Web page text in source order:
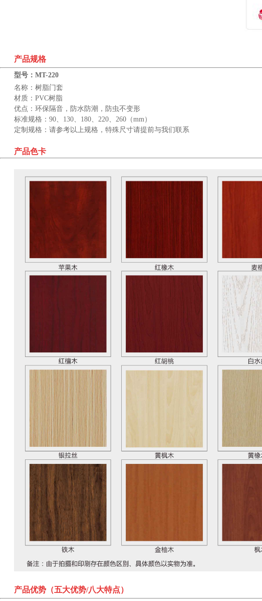
产品规格
型号：MT-220
名称：树脂门套
材质： PVC树脂
优点：环保隔音，防水防潮，防虫不变形
标准规格： 90 130 180 220 260 （mm ）
定制规格：请参考以上规格，特殊尺寸请提前与我们联系
产品色卡
产品优势（五大优势/八大特点）